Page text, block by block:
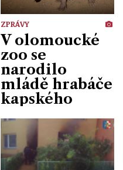
ZPRÁVY
V olomoucké
zoo se
narodilo
mládě hrabáče
kapského